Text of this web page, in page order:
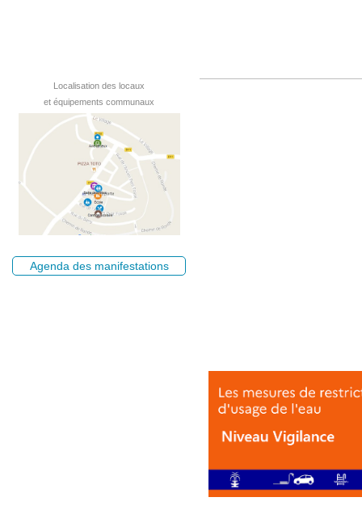
Localisation des locaux
et équipements communaux
Agenda des manifestations